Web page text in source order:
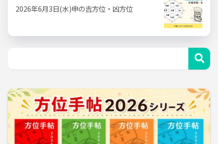
2026年6月3日(水)申の吉方位・凶方位